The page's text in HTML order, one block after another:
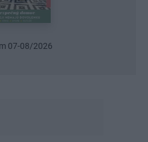
07-08/2026